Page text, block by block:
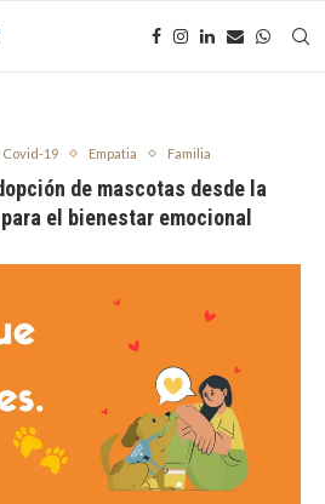
Covid-19 Empatia Familia
de mascotas desde la
el bienestar emocional